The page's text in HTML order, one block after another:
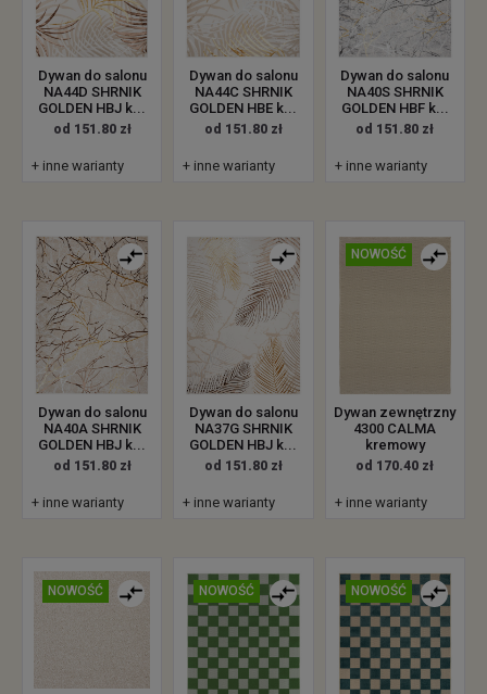
Dywan do salonu
NA44D SHRNIK
GOLDEN HBJ k...
od 151.80 zł
+ inne warianty
Dywan do salonu
NA44C SHRNIK
GOLDEN HBE k...
od 151.80 zł
+ inne warianty
Dywan do salonu
NA40S SHRNIK
GOLDEN HBF k...
od 151.80 zł
+ inne warianty
Dywan do salonu
NA40A SHRNIK
GOLDEN HBJ k...
od 151.80 zł
+ inne warianty
Dywan do salonu
NA37G SHRNIK
GOLDEN HBJ k...
od 151.80 zł
+ inne warianty
NOWOŚĆ
Dywan zewnętrzny
4300 CALMA
kremowy
od 170.40 zł
+ inne warianty
NOWOŚĆ NOWOŚĆ NOWOŚĆ